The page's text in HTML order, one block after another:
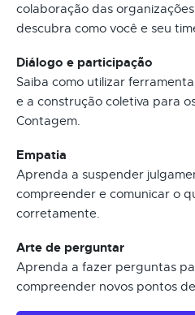
colaboração das
descubra como você e seu
Diálogo e participação
Saiba como utilizar
e a construção coletiva para
Contagem.
Empatia
Aprenda a suspender
compreender e comunicar o
corretamente.
Arte de perguntar
Aprenda a fazer perguntas
compreender novos pontos